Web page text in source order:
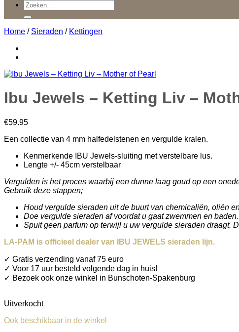
Zoeken
naar:
Home / Sieraden / Kettingen
Ibu Jewels – Ketting Liv –
€59.95
Een collectie van 4 mm halfedelstenen en vergulde kralen.
Kenmerkende IBU Jewels-sluiting met verstelbare lus.
Lengte +/- 45cm verstelbaar
Vergulden is het proces waarbij een dunne laag goud op een
Gebruik deze stappen;
Houd vergulde sieraden uit de buurt van chemicaliën, oliën
Doe vergulde sieraden af ​​voordat u gaat zwemmen en baden.
Spuit geen parfum op terwijl u uw vergulde sieraden draagt.
LA-PAM is officieel dealer van IBU JEWELS sieraden lijn.
✓ Gratis verzending vanaf 75 euro
✓ Voor 17 uur besteld volgende dag in huis!
✓ Bezoek ook onze winkel in Bunschoten-Spakenburg
Uitverkocht
Ook beschikbaar in de winkel